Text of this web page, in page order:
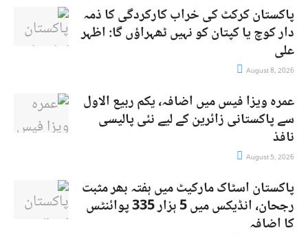
پاکستان کرکٹ کی خراب کارکردگی کا ذمہ
دار کوچ یا کپتان کو نہیں ٹھہراؤں گا: اظہر
علی
August 8, 2026
عمرہ ویزا فیس میں اضافہ، یکم ربیع الاول
سے پاکستانی زائرین کے لیے نئی پالیسی
نافذ
August 5, 2026
پاکستان اسٹاک مارکیٹ میں ہفتہ بھر مثبت
رجحان، انڈیکس میں 5 ہزار 335 پوائنٹس
کا اضافہ